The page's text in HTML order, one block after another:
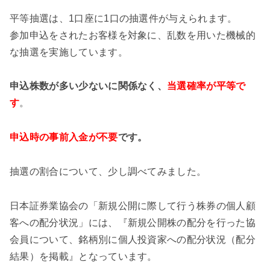
平等抽選は、1口座に1口の抽選件が与えられます。
参加申込をされたお客様を対象に、乱数を用いた機械的
な抽選を実施しています。
申込株数が多い少ないに関係なく、 当選確率が平等で
す。
申込時の事前入金が不要です。
抽選の割合について、少し調べてみました。
日本証券業協会の「新規公開に際して行う株券の個人顧
客への配分状況」には、『新規公開株の配分を行った協
会員について、銘柄別に個人投資家への配分状況（配分
結果）を掲載』となっています。